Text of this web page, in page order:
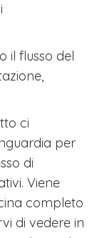
il flusso del
ci
per
di
Viene
completo
di vedere in